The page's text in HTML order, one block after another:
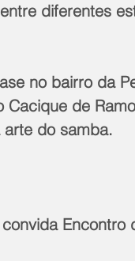
diferentes
no bairro da
Cacique de
do samba.
Encontro